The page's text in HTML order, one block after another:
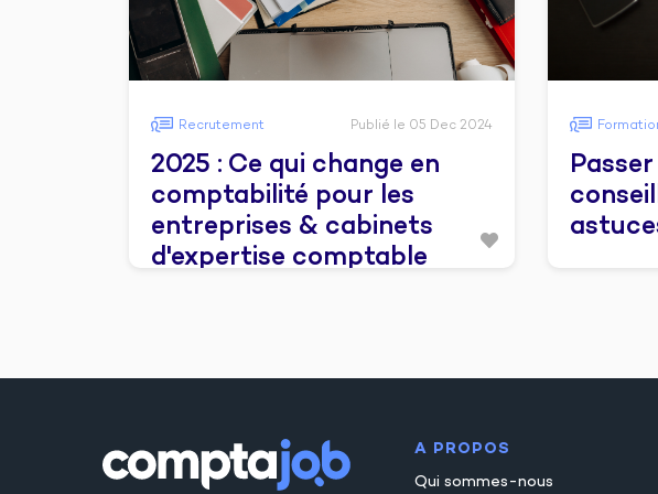
Recrutement Publié le 05 Dec 2024
2025 : Ce qui change en
comptabilité pour les
entreprises & cabinets
d'expertise comptable
A PROPOS
Qui sommes-nous